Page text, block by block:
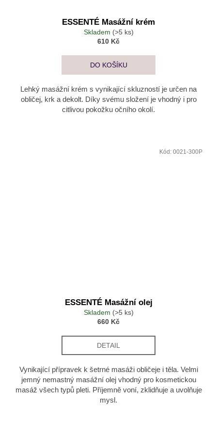
ESSENTÉ Masážní krém
Skladem (>5 ks)
610 Kč
DO KOŠÍKU
Lehký masážní krém s vynikající skluzností je určen na
obličej, krk a dekolt. Díky svému složení je vhodný i pro
citlivou pokožku očního okolí.
ESSENTÉ Masážní olej
Skladem (>5 ks)
660 Kč
DETAIL
Vynikající přípravek k šetrné masáži obličeje i těla. Velmi
jemný nemastný masážní olej vhodný pro kosmetickou
masáž všech typů pleti. Příjemně voní, zklidňuje a uvolňuje
mysl.
Kód: 0021-300P